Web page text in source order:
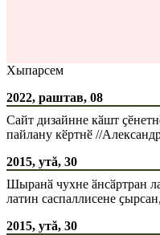
Хыпарсем
2022, раштав, 08
Сайт дизайнне кӑшт
пайлану кӗртнӗ //
2015, утă, 30
Шыранӑ чухне ӑнсӑртран
латин саспаллисене
2015, утă, 30